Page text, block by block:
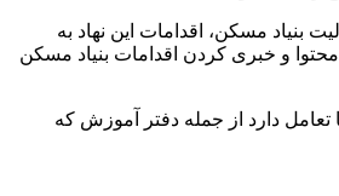
بنیاد مسکن انقلاب اسلامی با تاکید بر اطلاع رسانی عملکرد بنیاد مسکن در رسانه ها افزود: در طول بیش از ۴۴ سال فعالیت بنیاد مسکن، اقدامات این نهاد به
و خبری کردن اقدامات بنیاد مسکن
دارد از جمله دفتر آموزش که